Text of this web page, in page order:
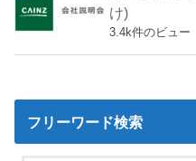
け)
3.4k件のビュー
フリーワード検索